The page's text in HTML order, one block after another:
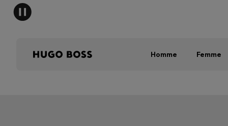
Homme Femme